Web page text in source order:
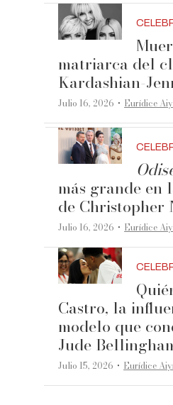
matriarca del
Kardashian-
Julio 16, 2026 ·Eurídice
más grande en
de Christopher
Julio 16, 2026 ·Eurídice
Castro, la
modelo que
Jude
Julio 15, 2026 ·Eurídice